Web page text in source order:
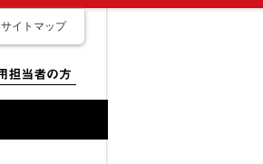
サイトマップ